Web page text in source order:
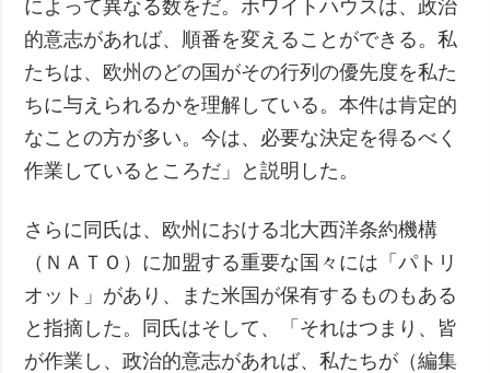
によって異なる数をだ。ホワイトハウスは、政治
的意志があれば、順番を変えることができる。私
たちは、欧州のどの国がその行列の優先度を私た
ちに与えられるかを理解している。本件は肯定的
なことの方が多い。今は、必要な決定を得るべく
作業しているところだ」と説明した。
さらに同氏は、欧州における北大西洋条約機構
（ＮＡＴＯ）に加盟する重要な国々には「パトリ
オット」があり、また米国が保有するものもある
と指摘した。同氏はそして、「それはつまり、皆
が作業し、政治的意志があれば、私たちが（編集